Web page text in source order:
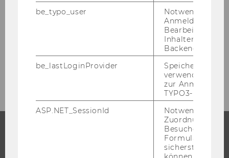
Juli 2013
September 2013
be_typo_user
Notwendig für
Anmeldung und
Bearbeitung von
Inhalten im
Backend.
be_lastLoginProvider
Speichert die
verwendete
zur Anmeldung
TYPO3-Backend.
ASP.NET_SessionId
Notwendig, um
Zuordnung von
Besucher zu
sicherstellen zu